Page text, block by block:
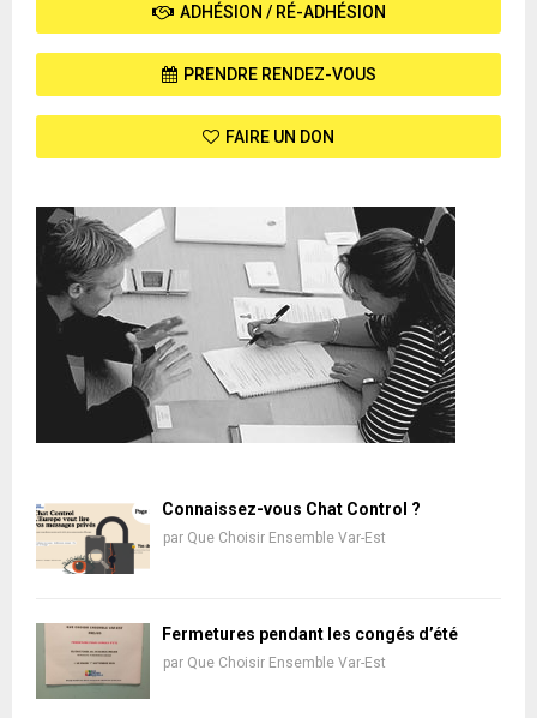
ADHÉSION / RÉ-ADHÉSION
PRENDRE RENDEZ-VOUS
FAIRE UN DON
Connaissez-vous Chat Control ?
par Que Choisir Ensemble Var-Est
Fermetures pendant les congés d’été
par Que Choisir Ensemble Var-Est